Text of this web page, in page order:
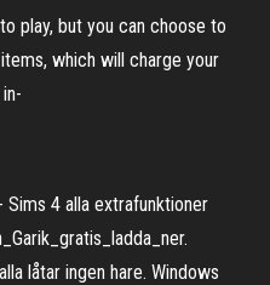
play, but you can choose to
which will charge your
Sims 4 alla extrafunktioner
låtar ingen hare. Windows